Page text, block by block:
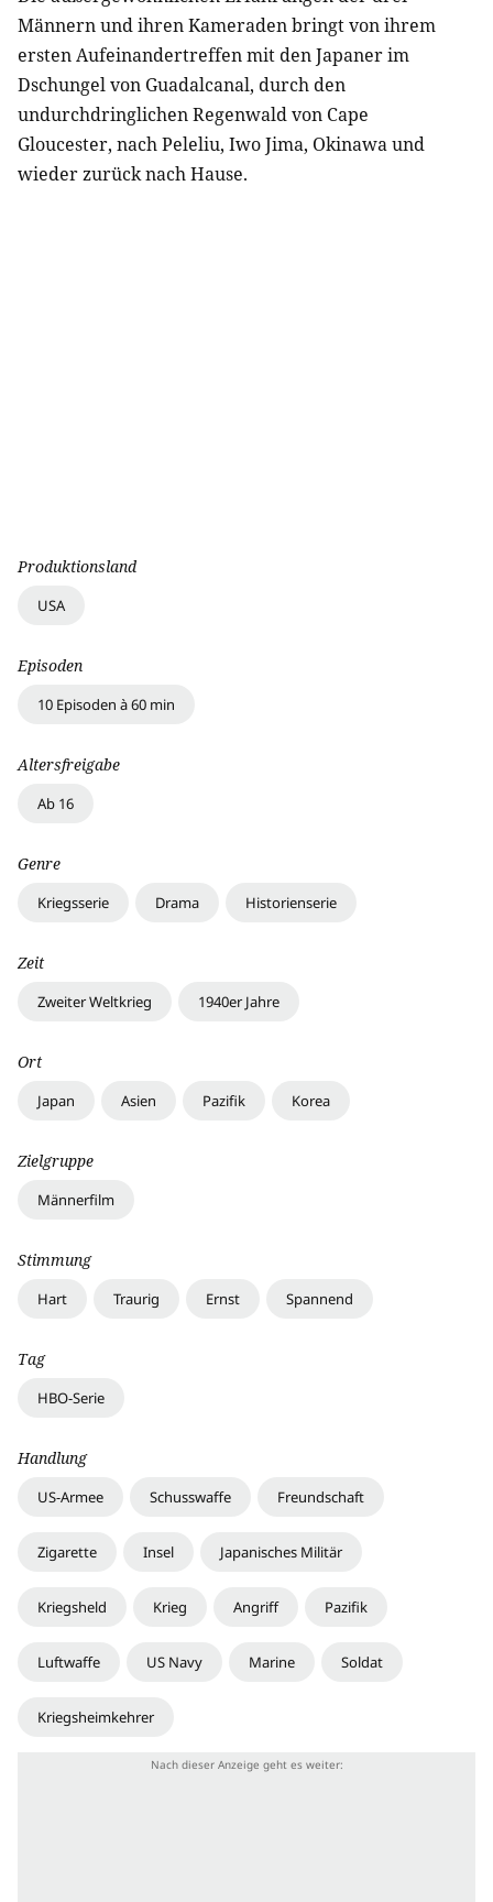
Männern und ihren Kameraden bringt von ihrem
ersten Aufeinandertreffen mit den Japaner im
Dschungel von Guadalcanal, durch den
undurchdringlichen Regenwald von Cape
Gloucester, nach Peleliu, Iwo Jima, Okinawa und
wieder zurück nach Hause.
Produktionsland
USA
Episoden
10 Episoden à 60 min
Altersfreigabe
Ab 16
Genre
Kriegsserie Drama Historienserie
Zeit
Zweiter Weltkrieg 1940er Jahre
Ort
Japan Asien Pazifik Korea
Zielgruppe
Männerfilm
Stimmung
Hart Traurig Ernst Spannend
Tag
HBO-Serie
Handlung
US-Armee Schusswaffe Freundschaft
Zigarette Insel Japanisches Militär
Kriegsheld Krieg Angriff Pazifik
Luftwaffe US Navy Marine Soldat
Kriegsheimkehrer